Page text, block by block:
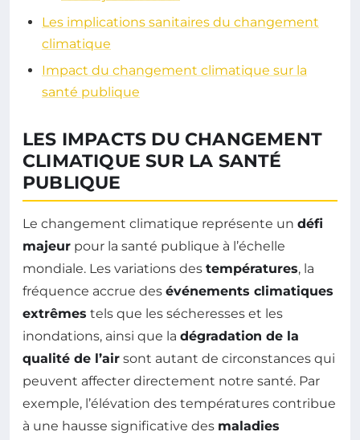
Les implications sanitaires du changement
climatique
Impact du changement climatique sur la
santé publique
LES IMPACTS DU CHANGEMENT
CLIMATIQUE SUR LA SANTÉ
PUBLIQUE
Le changement climatique représente un défi
majeur pour la santé publique à l’échelle
mondiale. Les variations des températures, la
fréquence accrue des événements climatiques
extrêmes tels que les sécheresses et les
inondations, ainsi que la dégradation de la
qualité de l’air sont autant de circonstances qui
peuvent affecter directement notre santé. Par
exemple, l’élévation des températures contribue
à une hausse significative des maladies